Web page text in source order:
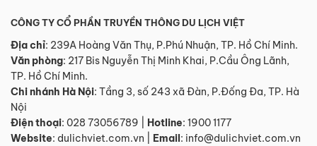
CÔNG TY CỔ PHẦN TRUYỀN THÔNG DU LỊCH VIỆT
Địa chỉ: 239A Hoàng Văn Thụ, P.Phú Nhuận, TP. Hồ Chí Minh.
Văn phòng: 217 Bis Nguyễn Thị Minh Khai, P.Cầu Ông Lãnh,
TP. Hồ Chí Minh.
Chi nhánh Hà Nội: Tầng 3, số 243 xã Đàn, P.Đống Đa, TP. Hà
Nội
Điện thoại: 028 73056789 Hotline: 1900 1177
Website: dulichviet.com.vn Email: info@dulichviet.com.vn